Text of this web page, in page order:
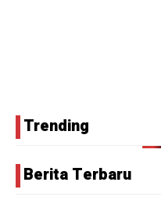
Trending
Berita Terbaru